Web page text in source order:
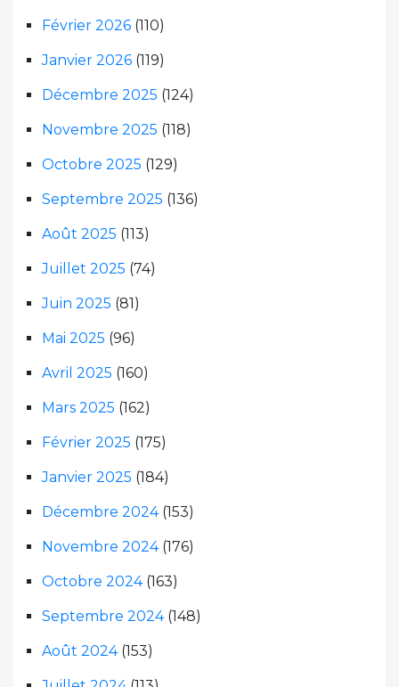
Février 2026 (110)
Janvier 2026 (119)
Décembre 2025 (124)
Novembre 2025 (118)
Octobre 2025 (129)
Septembre 2025 (136)
Août 2025 (113)
Juillet 2025 (74)
Juin 2025 (81)
Mai 2025 (96)
Avril 2025 (160)
Mars 2025 (162)
Février 2025 (175)
Janvier 2025 (184)
Décembre 2024(153)
Novembre 2024(176)
Octobre 2024(163)
Septembre 2024(148)
Août 2024(153)